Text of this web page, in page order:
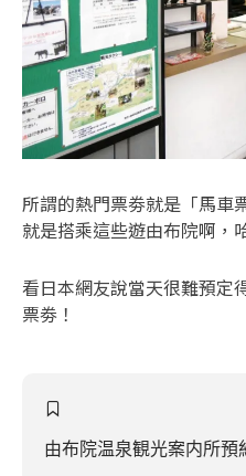
所謂的熱門票劵就是「馬車
就是搭乘這些遊由布院啊，
看日本網友說當天很難預定
票劵！
由布院温泉観光案内所